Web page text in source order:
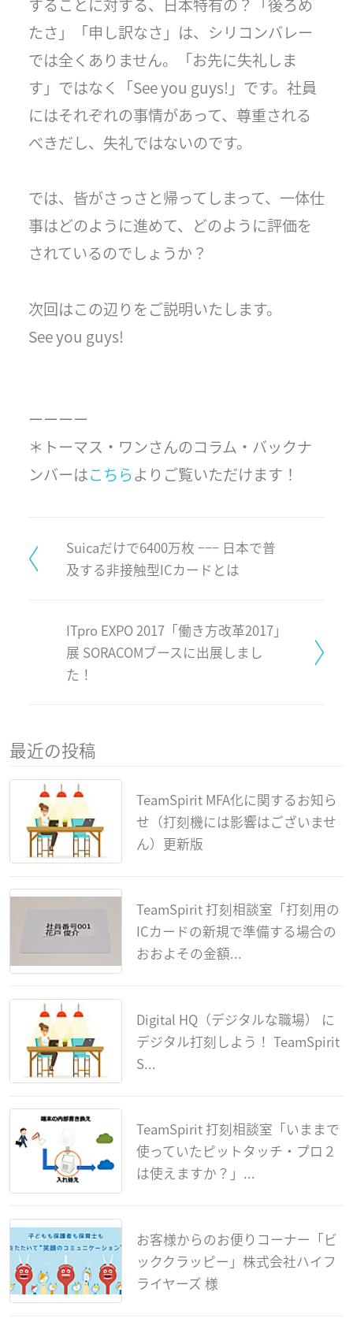
することに対する、日本特有の？「後ろめ
たさ」「申し訳なさ」は、シリコンバレー
では全くありません。「お先に失礼しま
す」ではなく「See you guys!」です。社員
にはそれぞれの事情があって、尊重される
べきだし、失礼ではないのです。
では、皆がさっさと帰ってしまって、一体仕
事はどのように進めて、どのように評価を
されているのでしょうか？
次回はこの辺りをご説明いたします。
See you guys!
ーーーー
＊トーマス・ワンさんのコラム・バックナ
ンバーはこちらよりご覧いただけます！
Suicaだけで6400万枚 −−− 日本で普
及する非接触型ICカードとは
ITpro EXPO 2017「働き方改革2017」
展 SORACOMブースに出展しまし
た！
最近の投稿
TeamSpirit MFA化に関するお知ら
せ（打刻機には影響はございませ
ん）更新版
TeamSpirit 打刻相談室「打刻用の
ICカードの新規で準備する場合の
おおよその金額...
Digital HQ（デジタルな職場） に
デジタル打刻しよう！ TeamSpirit
S...
TeamSpirit 打刻相談室「いままで
使っていたピットタッチ・プロ２
は使えますか？」...
お客様からのお便りコーナー「ビ
ッククラッピー」株式会社ハイフ
ライヤーズ 様